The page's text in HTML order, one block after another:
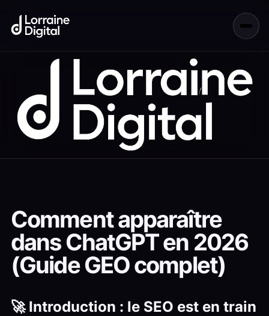
Comment apparaître
dans ChatGPT en 2026
(Guide GEO complet)
🚀 Introduction : le SEO est en train